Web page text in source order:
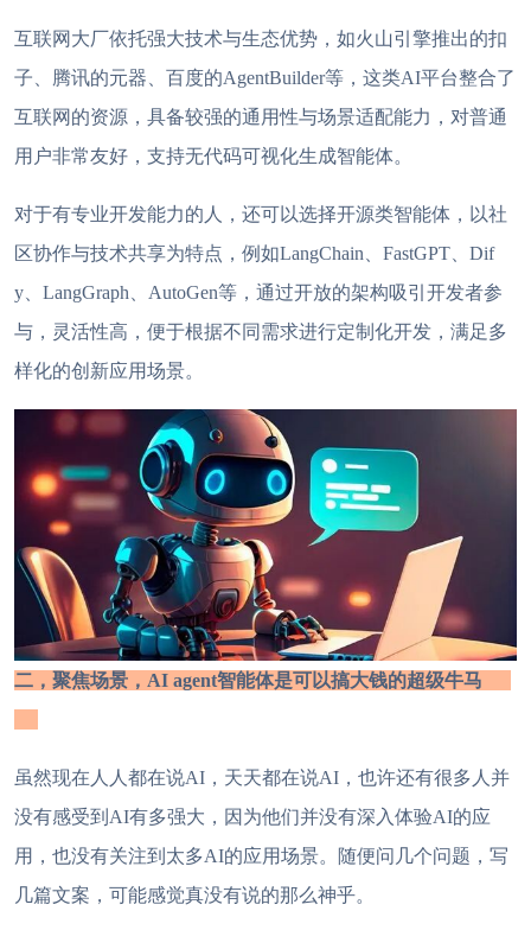
互联网大厂依托强大技术与生态优势，如火山引擎推出的扣
子、腾讯的元器、百度的AgentBuilder等，这类AI平台整合了
互联网的资源，具备较强的通用性与场景适配能力，对普通
用户非常友好，支持无代码可视化生成智能体。
对于有专业开发能力的人，还可以选择开源类智能体，以社
区协作与技术共享为特点，例如LangChain、FastGPT、Dif
y、LangGraph、AutoGen等，通过开放的架构吸引开发者参
与，灵活性高，便于根据不同需求进行定制化开发，满足多
样化的创新应用场景。
二，聚焦场景， AI agent智能体是可以搞大钱的超级牛马
虽然现在人人都在说AI，天天都在说AI，也许还有很多人并
没有感受到AI有多强大，因为他们并没有深入体验AI的应
用，也没有关注到太多AI的应用场景。随便问几个问题，写
几篇文案，可能感觉真没有说的那么神乎。